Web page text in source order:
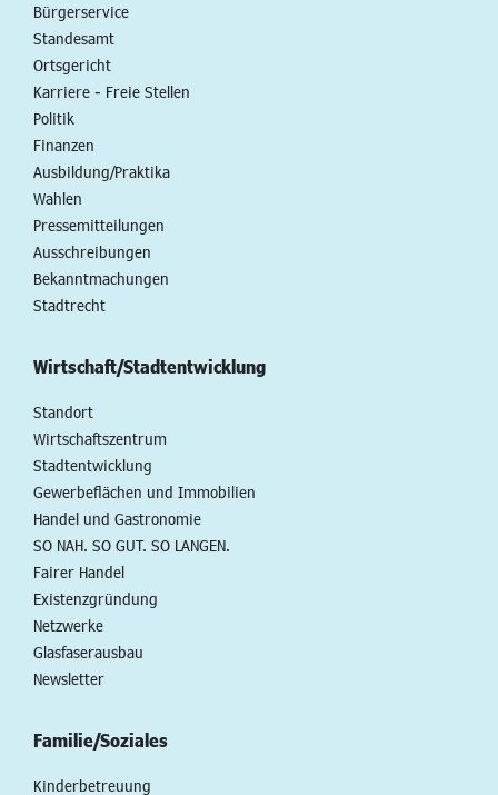
Bürgerservice
Standesamt
Ortsgericht
Karriere - Freie Stellen
Politik
Finanzen
Ausbildung/Praktika
Wahlen
Pressemitteilungen
Ausschreibungen
Bekanntmachungen
Stadtrecht
Wirtschaft/Stadtentwicklung
Standort
Wirtschaftszentrum
Stadtentwicklung
Gewerbeflächen und Immobilien
Handel und Gastronomie
SO NAH. SO GUT. SO LANGEN.
Fairer Handel
Existenzgründung
Netzwerke
Glasfaserausbau
Newsletter
Familie/Soziales
Kinderbetreuung